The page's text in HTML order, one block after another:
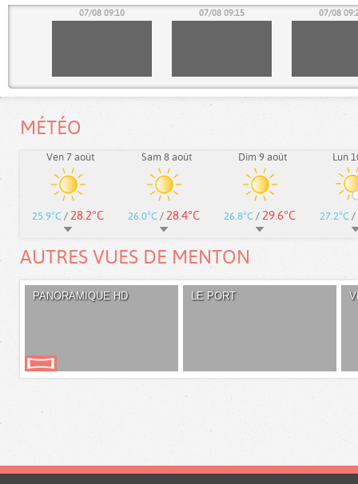
07/08 09:10 07/08 09:15 07/08
MÉTÉO
Ven 7 août
25.9°C / 28.2°C
Sam 8 août
26.0°C / 28.4°C
Dim 9 août
26.8°C / 29.6°C
Lun
27.2°C /
AUTRES VUES DE MENTON
PANORAMIQUE HD LE PORT